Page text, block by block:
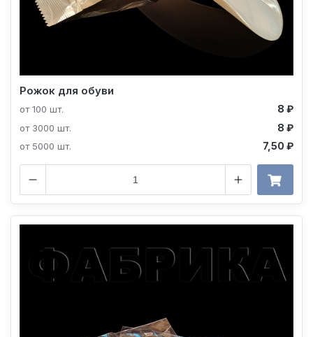
Рожок для обуви
от 100 шт. 8 ₽
от 3000 шт. 8 ₽
от 5000 шт. 7,50 ₽